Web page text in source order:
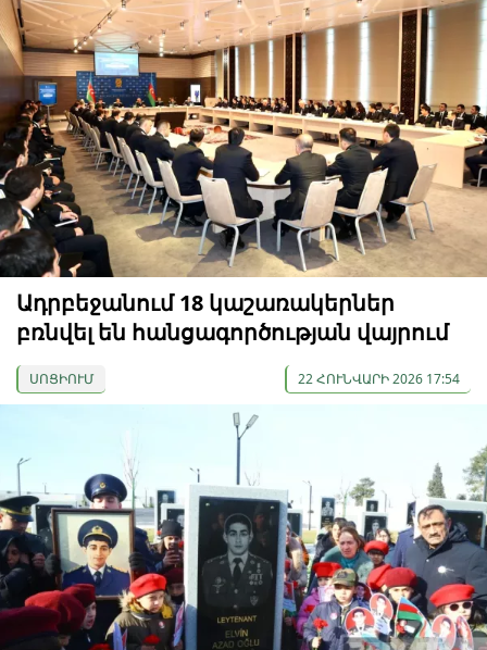
Ադրբեջանում 18 կաշառակերներ
բռնվել են հանցագործության վայրում
ՍՈՑԻՈՒՄ 22 ՀՈՒՆՎԱՐԻ 2026 17:54